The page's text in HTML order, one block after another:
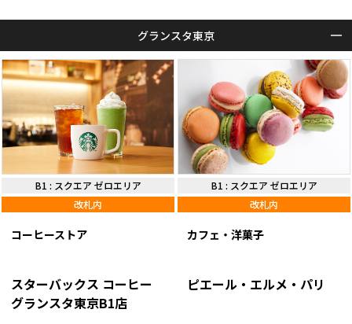
グランスタ東京
B1 : スクエア ゼロエリア
改札内
コーヒーストア
スターバックス コーヒー
グランスタ東京B1店
B1 : スクエア ゼロエリア
改札内
カフェ・洋菓子
ピエール・エルメ・パリ